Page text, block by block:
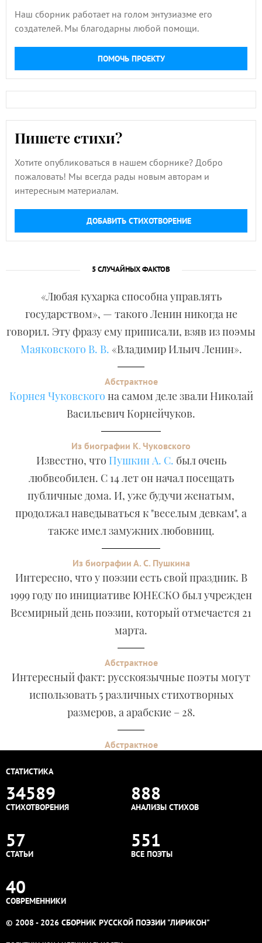
Наш сборник работает на голом энтузиазме его
создателей. Мы благодарны любой помощи.
ПОМОЧЬ ПРОЕКТУ
Пишете стихи?
Хотите опубликоваться в нашем сборнике? Добро
пожаловать! Мы всегда рады новым авторам и
интересным материалам.
ДОБАВИТЬ СТИХОТВОРЕНИЕ
5 СЛУЧАЙНЫХ ФАКТОВ
«Любая кухарка способна управлять
государством», — такого Ленин никогда не
говорил. Эту фразу ему приписали, взяв из поэмы
Маяковского В. В. «Владимир Ильич Ленин».
Абстрактное
Корнея Чуковского на самом деле звали Николай
Васильевич Корнейчуков.
Из биографии К. Чуковского
Известно, что Пушкин А. С. был очень
любвеобилен. С 14 лет он начал посещать
публичные дома. И, уже будучи женатым,
продолжал наведываться к "веселым девкам", а
также имел замужних любовниц.
Из биографии А. С. Пушкина
Интересно, что у поэзии есть свой праздник. В
1999 году по инициативе ЮНЕСКО был учрежден
Всемирный день поэзии, который отмечается 21
марта.
Абстрактное
Интересный факт: русскоязычные поэты могут
использовать 5 различных стихотворных
размеров, а арабские – 28.
Абстрактное
СТАТИСТИКА
34589
СТИХОТВОРЕНИЯ
888
АНАЛИЗЫ СТИХОВ
57
СТАТЬИ
551
ВСЕ ПОЭТЫ
40
СОВРЕМЕННИКИ
© 2008 - 2026 СБОРНИК РУССКОЙ ПОЭЗИИ "ЛИРИКОН"